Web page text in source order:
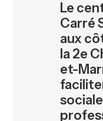
Le
Carré
aux
la 2e
et-